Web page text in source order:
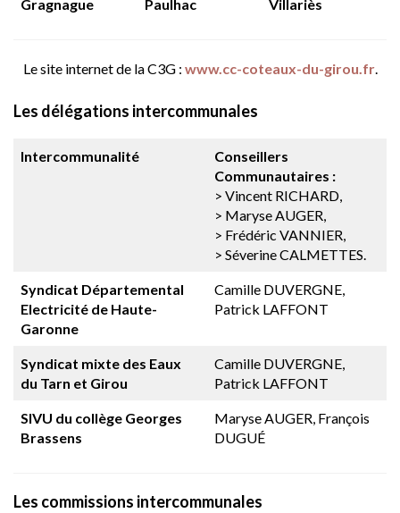
Gragnague Paulhac Villariès
Le site internet de la C3G : www.cc-coteaux-du-girou.fr.
Les délégations intercommunales
Intercommunalité
Conseillers
Communautaires :
> Vincent RICHARD,
> Maryse AUGER,
> Frédéric VANNIER,
> Séverine CALMETTES.
Syndicat Départemental
Electricité de Haute-
Garonne
Camille DUVERGNE,
Patrick LAFFONT
Syndicat mixte des Eaux
du Tarn et Girou
Camille DUVERGNE,
Patrick LAFFONT
SIVU du collège Georges
Brassens
Maryse AUGER, François
DUGUÉ
Les commissions intercommunales